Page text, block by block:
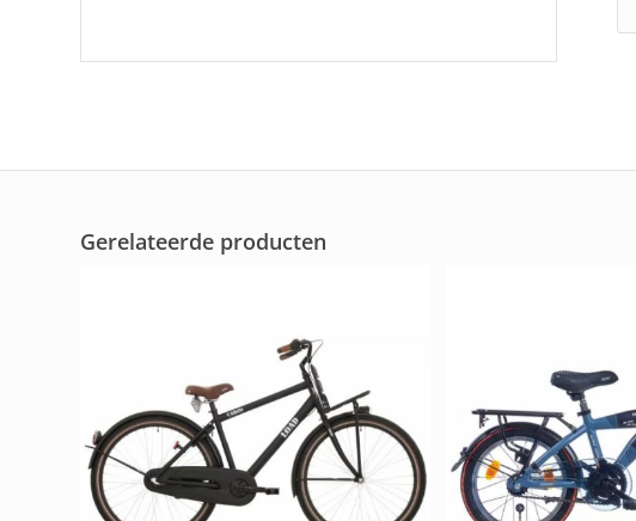
Gerelateerde producten